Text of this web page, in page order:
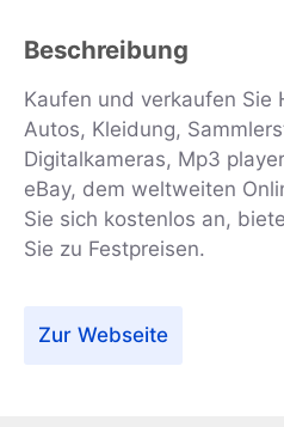
Beschreibung
Kaufen und verkaufen Sie
Autos, Kleidung,
Digitalkameras, Mp3
eBay, dem weltweiten
Sie sich kostenlos an,
Sie zu Festpreisen.
Zur Webseite